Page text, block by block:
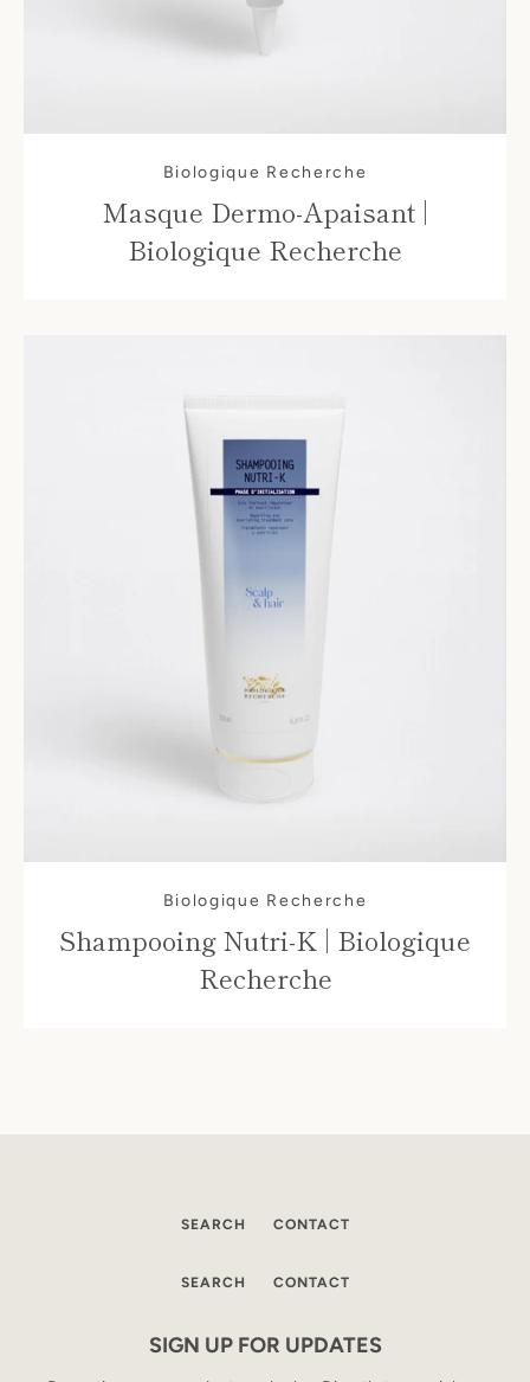
Biologique Recherche
Masque Dermo-Apaisant |
Biologique Recherche
Biologique Recherche
Shampooing Nutri-K | Biologique
Recherche
SEARCH CONTACT
SEARCH CONTACT
SIGN UP FOR UPDATES